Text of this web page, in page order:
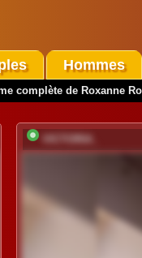
Hommes
complète de Roxanne